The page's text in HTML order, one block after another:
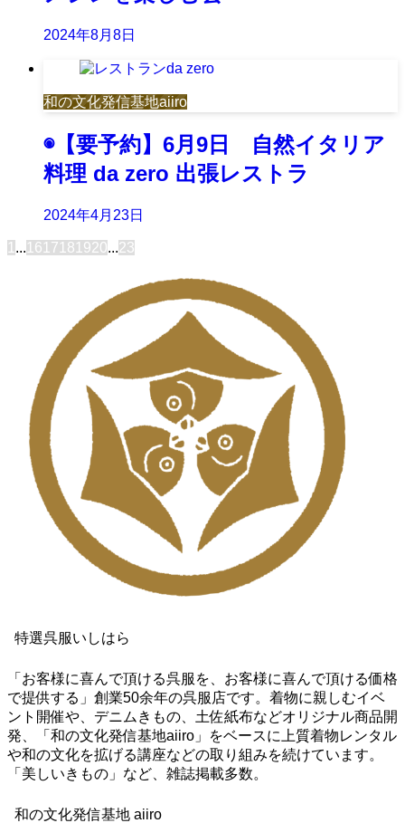
2024年8月8日
和の文化発信基地aiiro
◉【要予約】6月9日 自然イタリア
料理 da zero 出張レストラ
2024年4月23日
1 ...1617181920...23
特選呉服いしはら
「お客様に喜んで頂ける呉服を、お客様に喜んで頂ける価格
で提供する」創業50余年の呉服店です。着物に親しむイベ
ント開催や、デニムきもの、土佐紙布などオリジナル商品開
発、「和の文化発信基地aiiro」をベースに上質着物レンタル
や和の文化を拡げる講座などの取り組みを続けています。
「美しいきもの」など、雑誌掲載多数。
和の文化発信基地 aiiro